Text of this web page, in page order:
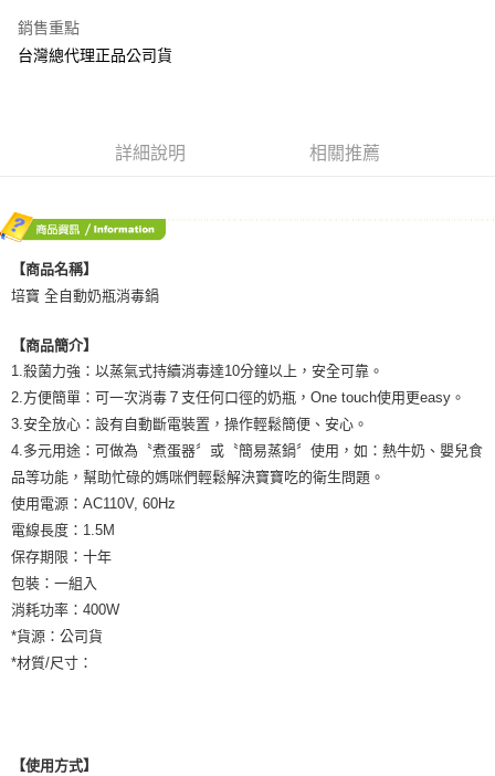
※ 交易是否成功請以「AFTEE先享後付 」之結帳頁面顯示為準，若有關於
是否繳費成功／繳費後需取消欲退款等相關疑問，請聯繫「AFTEE先享後付
易，需依本服務之必要範圍內提供個人資料，並將交易相關給付款項請求債
３．未成年的使用者請事先徵得法定代理人或監護人之同意方可使用
任。
４．使用「AFTEE先享後付」時，將依據個別帳號之用戶狀況，依本公司即
５．嚴禁一人註冊多個帳號或使用他人資訊註冊。若發現惡意使用之情形，
恩沛科技股份有限公司將有權停止該用戶之使用額度並採取法律行動。
銷售重點
台灣總代理正品公司貨
詳細說明 相關推薦
【商品名稱】
培寶 全自動奶瓶消毒鍋
【商品簡介】
1.殺菌力強：以蒸氣式持續消毒達10分鐘以上，安全可靠。
2.方便簡單：可一次消毒７支任何口徑的奶瓶，One touch使用更easy。
3.安全放心：設有自動斷電裝置，操作輕鬆簡便、安心。
4.多元用途：可做為〝煮蛋器〞或〝簡易蒸鍋〞使用，如：熱牛奶、嬰兒食
品等功能，幫助忙碌的媽咪們輕鬆解決寶寶吃的衛生問題。
使用電源：AC110V, 60Hz
電線長度：1.5M
保存期限：十年
包裝：一組入
消耗功率：400W
*貨源：公司貨
*材質/尺寸：
【使用方式】